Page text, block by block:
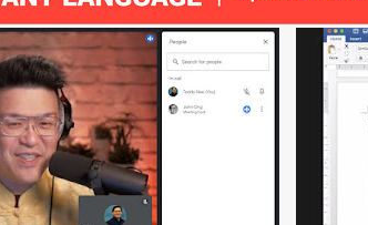
HOKKIEN INTRODUCTION
SUD-EST ASIATIQUE
CHINE